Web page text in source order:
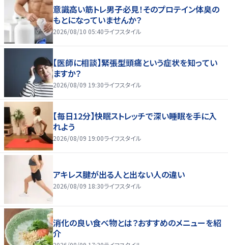
意識高い筋トレ男子必見！そのプロテイン体臭の
もとになっていませんか？
2026/08/10 05:40ライフスタイル
【医師に相談】緊張型頭痛という症状を知ってい
ますか？
2026/08/09 19:30ライフスタイル
【毎日12分】快眠ストレッチで深い睡眠を手に入
れよう
2026/08/09 19:00ライフスタイル
アキレス腱が出る人と出ない人の違い
2026/08/09 18:30ライフスタイル
消化の良い食べ物とは？おすすめのメニューを紹
介